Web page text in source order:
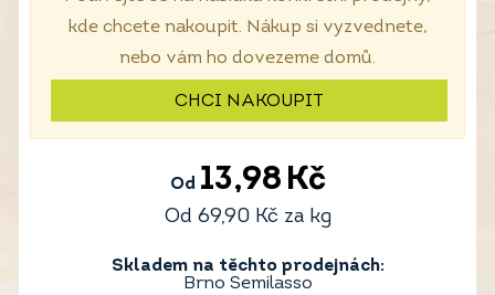
kde chcete nakoupit. Nákup si vyzvednete,
nebo vám ho dovezeme domů.
CHCI NAKOUPIT
Od 13,98 Kč
Od 69,90 Kč za kg
Skladem na těchto prodejnách:
Brno Semilasso